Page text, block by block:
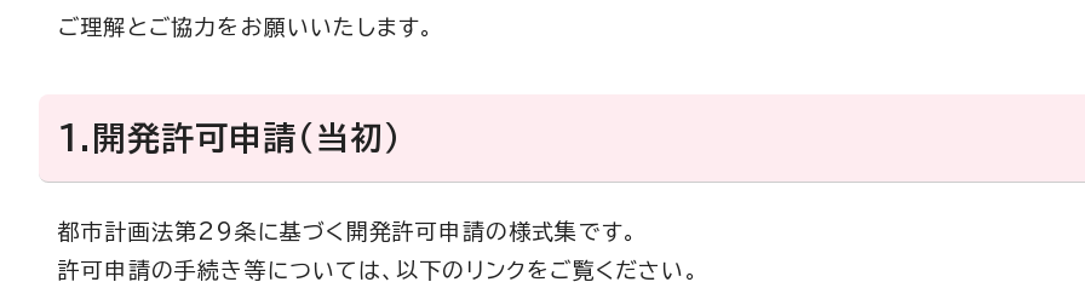
ご理解とご協力をお願いいたします。
1.開発許可申請（当初）
都市計画法第29条に基づく開発許可申請の様式集です。
許可申請の手続き等については、以下のリンクをご覧ください。